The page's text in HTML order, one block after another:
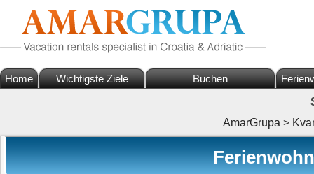
Home Wichtigste Ziele Buchen
AmarGrupa >